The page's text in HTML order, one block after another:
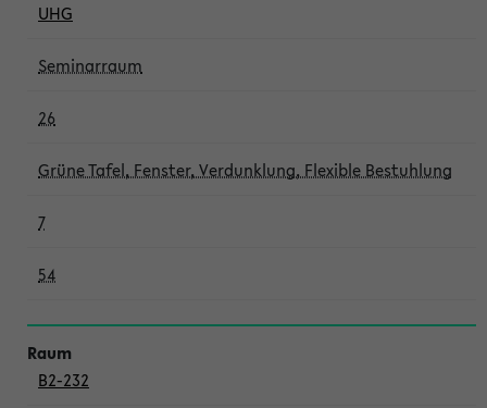
UHG
Seminarraum
26
Grüne Tafel, Fenster, Verdunklung, Flexible Bestuhlung
7
54
B2-232